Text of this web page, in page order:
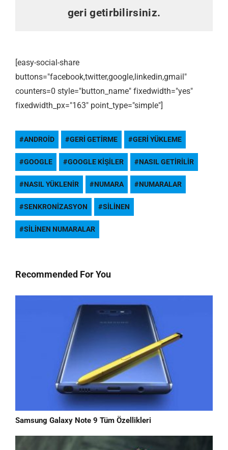
geri getirbilirsiniz.
[easy-social-share
buttons="facebook,twitter,google,linkedin,gmail"
counters=0 style="button_name" fixedwidth="yes"
fixedwidth_px="163" point_type="simple"]
ANDROID GERI GETIRME GERI YÜKLEME
GOOGLE GOOGLE KIŞILER NASIL GETIRILIR
NASIL YÜKLENIR NUMARA NUMARALAR
SENKRONIZASYON SILINEN
SILINEN NUMARALAR
Recommended For You
Samsung Galaxy Note 9 Tüm Özellikleri